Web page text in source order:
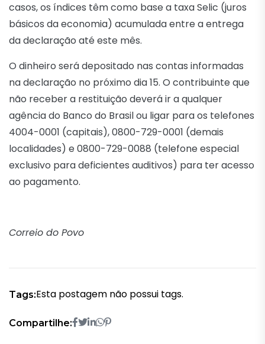
casos, os índices têm como base a taxa Selic (juros
básicos da economia) acumulada entre a entrega
da declaração até este mês.
O dinheiro será depositado nas contas informadas
na declaração no próximo dia 15. O contribuinte que
não receber a restituição deverá ir a qualquer
agência do Banco do Brasil ou ligar para os telefones
4004-0001 (capitais), 0800-729-0001 (demais
localidades) e 0800-729-0088 (telefone especial
exclusivo para deficientes auditivos) para ter acesso
ao pagamento.
Correio do Povo
Tags:Esta postagem não possui tags.
Compartilhe: